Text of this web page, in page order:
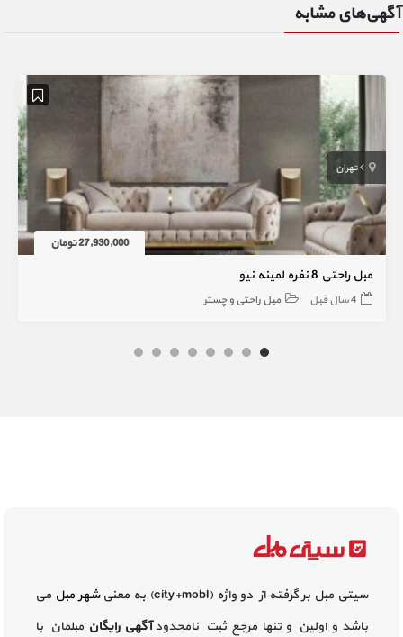
آگهی‌های مشابه
تهران
27,930,000 تومان
مبل راحتی 8 نفره لمینه نیو
4 سال قبل مبل راحتی و چستر
سیتی مبل بر گرفته از دو واژه (city+mobl) به معنی شهر مبل می
باشد و اولین و تنها مرجع ثبت نامحدودآگهی رایگان مبلمان با